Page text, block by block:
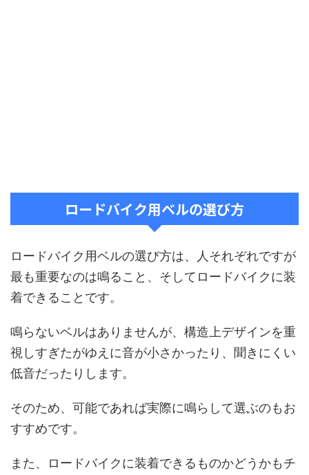
ロードバイク用ベルの選び方
ロードバイク用ベルの選び方は、人それぞれですが
最も重要なのは鳴ること、そしてロードバイクに装
着できることです。
鳴らないベルはありませんが、構造上デザインを重
視しすぎたがゆえに音が小さかったり、聞きにくい
低音だったりします。
そのため、可能であれば実際に鳴らして選ぶのもお
すすめです。
また、ロードバイクに装着できるものかどうかもチ